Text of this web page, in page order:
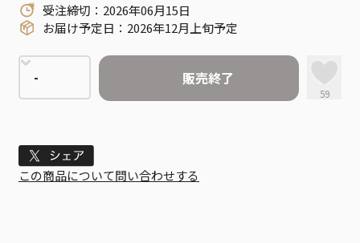
受注締切：2026年06月15日
お届け予定日：2026年12月上旬予定
販売終了
59
Tweet
この商品について問い合わせする